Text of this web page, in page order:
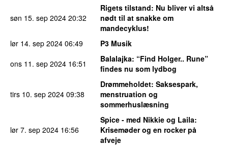
søn 15. sep 2024 20:32
Rigets tilstand: Nu bliver vi altså
nødt til at snakke om
mandecyklus!
lør 14. sep 2024 06:49
P3 Musik
ons 11. sep 2024 16:51 Balalajka: “Find Holger.. Rune”
findes nu som lydbog
tirs 10. sep 2024 09:38
Drømmeholdet: Saksespark,
menstruation og
sommerhuslæsning
lør 7. sep 2024 16:56
Spice - med Nikkie og Laila:
Krisemøder og en rocker på
afveje